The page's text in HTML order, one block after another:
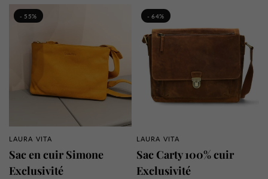
- 55%
APERÇU RAPIDE
LAURA VITA
Sac en cuir Simone
Exclusivité
- 64%
APERÇU RAPIDE
LAURA VITA
Sac Carty 100% cuir
Exclusivité